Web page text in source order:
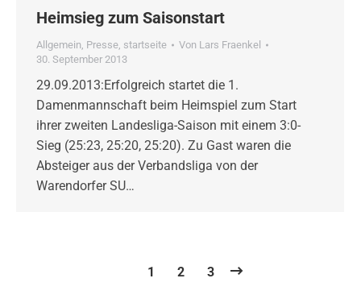
Heimsieg zum Saisonstart
Allgemein, Presse, startseite Von Lars Fraenkel
30. September 2013
29.09.2013:Erfolgreich startet die 1.
Damenmannschaft beim Heimspiel zum Start
ihrer zweiten Landesliga-Saison mit einem 3:0-
Sieg (25:23, 25:20, 25:20). Zu Gast waren die
Absteiger aus der Verbandsliga von der
Warendorfer SU…
1 2 3